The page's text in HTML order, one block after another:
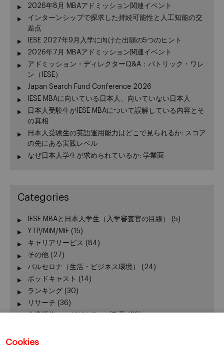
Cookies
2026年8月 MBAアドミッション関連イベント
インターンシップで探求した持続可能性と人工知能の交
差点
IESE 2027年9月入学に向けた出願の5つのヒント
2026年7月 MBAアドミッション関連イベント
アドミッション・ディレクターQ&A：パトリック・ワレ
ン（IESE）
Japan Search Fund Conference 2026
IESE MBAに向いている日本人、向いていない日本人
日本人受験生がIESE MBAについて誤解している内容とそ
の真相
日本人受験生の英語運用能力はどこで見られるか: スコア
の先にある実践レベル
なぜ日本人学生が求められているか: 学業面
Categories
IESE MBAと日本人学生（入学審査官の目線）
(5)
YTP/MiM/MiF (15)
キャリアサービス (84)
その他 (27)
バルセロナ（生活・ビジネス環境）
(24)
ポッドキャスト (14)
ランキング (30)
リサーチ (36)
出願関連アドバイス